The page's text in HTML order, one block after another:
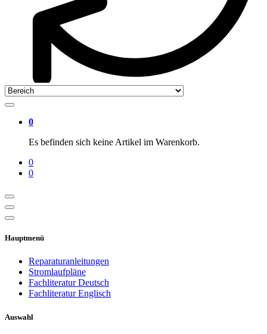
0
Es befinden sich keine Artikel im Warenkorb.
0
0
Hauptmenü
Reparaturanleitungen
Stromlaufpläne
Fachliteratur Deutsch
Fachliteratur Englisch
Auswahl